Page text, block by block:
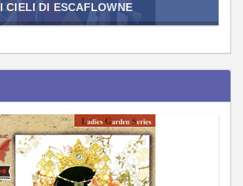
I CIELI DI ESCAFLOWNE